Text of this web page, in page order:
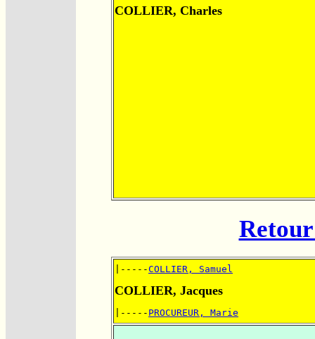
COLLIER, Charles
|-----COLLIER, Samuel
COLLIER, Jacques
|----- PROCUREUR, Marie